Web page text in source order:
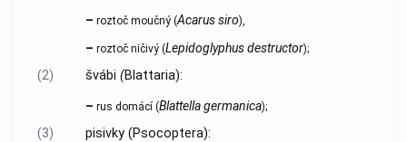
– roztoč moučný (Acarus siro),
– roztoč ničivý (Lepidoglyphus destructor);
(2) švábi (Blattaria):
– rus domácí (Blattella germanica);
(3) pisivky (Psocoptera):